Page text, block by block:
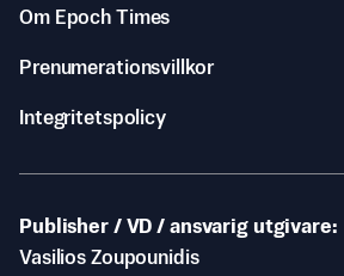
Om Epoch Times
Prenumerationsvillkor
Integritetspolicy
Publisher / VD / ansvarig utgivare
Vasilios Zoupounidis